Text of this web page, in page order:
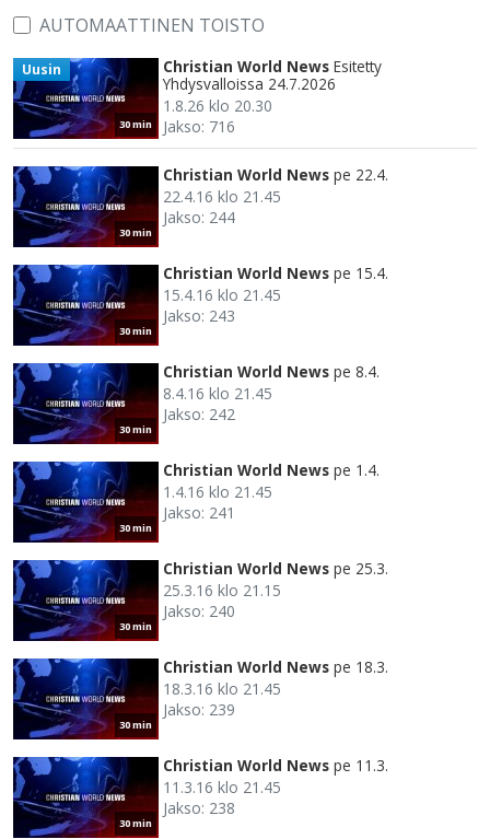
AUTOMAATTINEN TOISTO
30 min
Uusin Christian World News Esitetty
Yhdysvalloissa 24.7.2026
1.8.26 klo 20.30
Jakso: 716
30 min
Christian World News pe 22.4.
22.4.16 klo 21.45
Jakso: 244
30 min
Christian World News pe 15.4.
15.4.16 klo 21.45
Jakso: 243
30 min
Christian World News pe 8.4.
8.4.16 klo 21.45
Jakso: 242
30 min
Christian World News pe 1.4.
1.4.16 klo 21.45
Jakso: 241
30 min
Christian World News pe 25.3.
25.3.16 klo 21.15
Jakso: 240
30 min
Christian World News pe 18.3.
18.3.16 klo 21.45
Jakso: 239
30 min
Christian World News pe 11.3.
11.3.16 klo 21.45
Jakso: 238